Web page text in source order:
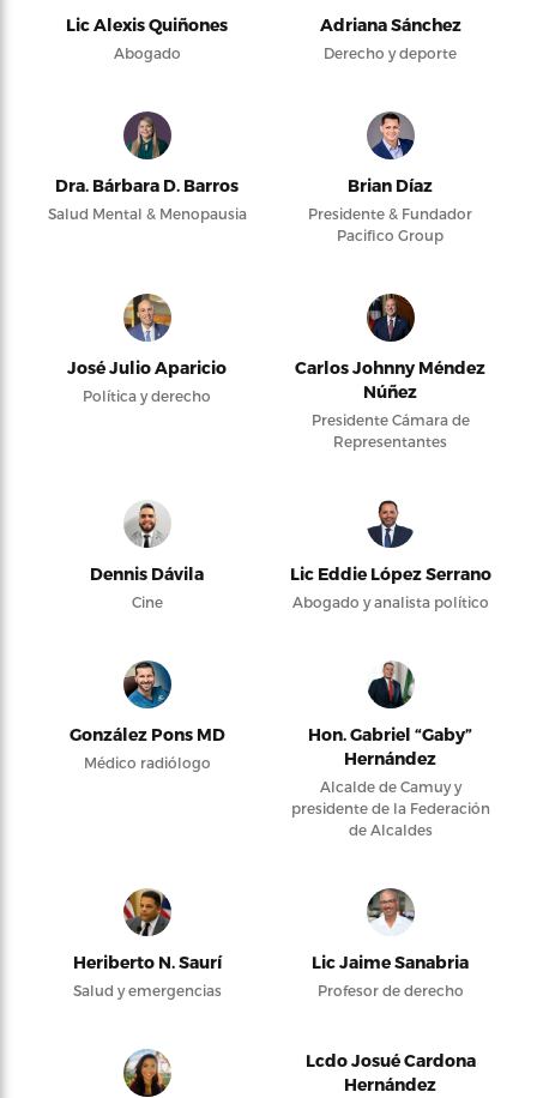
Lic Alexis Quiñones
Abogado
Adriana Sánchez
Derecho y deporte
Dra. Bárbara D. Barros
Salud Mental & Menopausia
Brian Díaz
Presidente & Fundador
Pacifico Group
José Julio Aparicio
Política y derecho
Carlos Johnny Méndez
Núñez
Presidente Cámara de
Representantes
Dennis Dávila
Cine
Lic Eddie López Serrano
Abogado y analista político
González Pons MD
Médico radiólogo
Hon. Gabriel “Gaby”
Hernández
Alcalde de Camuy y
presidente de la Federación
de Alcaldes
Heriberto N. Saurí
Salud y emergencias
Lic Jaime Sanabria
Profesor de derecho
Lcdo Josué Cardona
Hernández